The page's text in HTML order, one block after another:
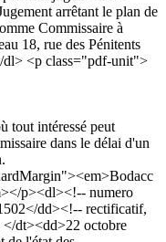
arrêtant le plan de
Commissaire à
18, rue des Pénitents
dl> <p class="pdf-unit">
tout intéressé peut
dans le délai d'un
p><dl><!-- numero
dd><!-- rectificatif,
dt><dd>22 octobre